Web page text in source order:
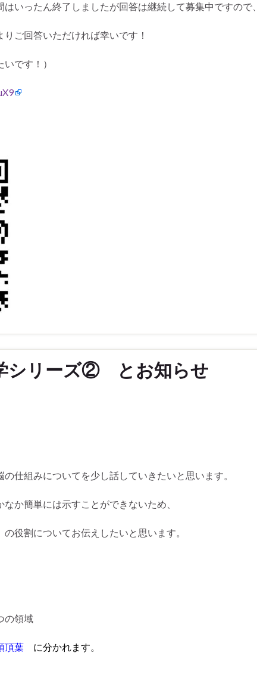
いったん終了しましたが回答は継続して募集中ですので、
ご回答いただければ幸いです！
です！）
シリーズ② とお知らせ
仕組みについてを少し話していきたいと思います。
か簡単には示すことができないため、
役割についてお伝えしたいと思います。
の領域
頂葉 に分かれます。